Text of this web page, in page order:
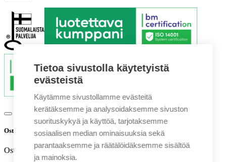
Ostoskori
Ostoskori on tyhjä.
Tietoa sivustolla käytetyistä
evästeistä
Käytämme sivustollamme evästeitä
kerätäksemme ja analysoidaksemme sivuston
suorituskykyä ja käyttöä, tarjotaksemme
sosiaalisen median ominaisuuksia sekä
parantaaksemme ja räätälöidäksemme sisältöä
ja mainoksia.